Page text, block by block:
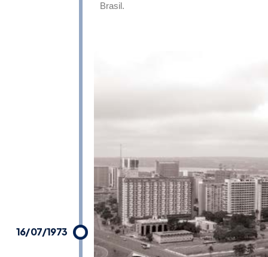
Brasil.
16/07/1973